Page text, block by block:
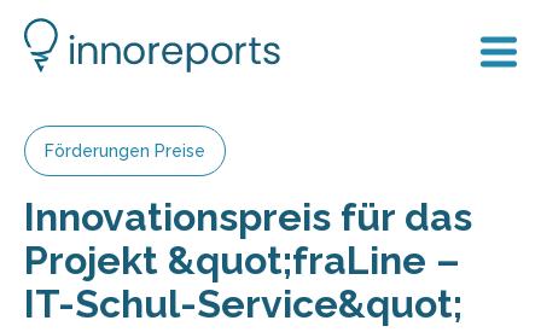
Förderungen Preise
Innovationspreis für das
Projekt &quot;fraLine –
IT-Schul-Service&quot;